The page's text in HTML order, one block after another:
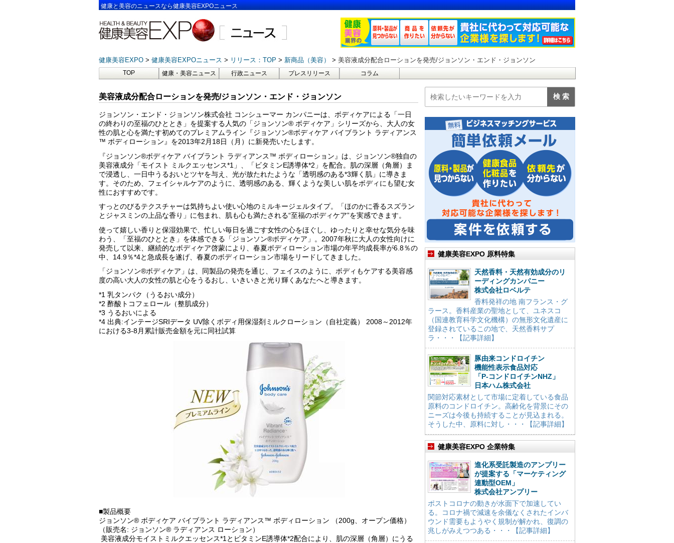
健康と美容のニュースなら健康美容EXPOニュース
健康美容EXPO 健康美容EXPOニュース リリース：TOP 新商品（美容） 美容液成分配合ローションを発売/ジョンソン・エンド・ジョンソン
TOP 健康・美容ニュース 行政ニュース プレスリリース コラム
美容液成分配合ローションを発売/ジョンソン・エンド・ジョンソン
ジョンソン・エンド・ジョンソン株式会社 コンシューマー カンパニーは、ボディケアによる「一日
の終わりの至福のひととき」を提案する人気の「ジョンソン® ボディケア」シリーズから、大人の女
性の肌と心を満たす初めてのプレミアムライン『ジョンソン®ボディケア バイブラント ラディアンス
™ ボディローション』を2013年2月18日（月）に新発売いたします。
『ジョンソン®ボディケア バイブラント ラディアンス™ ボディローション』は、ジョンソン®独自の
美容液成分「モイスト ミルクエッセンス*1」、「ビタミンE誘導体*2」を配合。肌の深層（角層）ま
で浸透し、一日中うるおいとツヤを与え、光が放たれたような「透明感のある*3輝く肌」に導きま
す。そのため、フェイシャルケアのように、透明感のある、輝くような美しい肌をボディにも望む女
性におすすめです。
すっとのびるテクスチャーは気持ちよい使い心地のミルキージェルタイプ。「ほのかに香るスズラン
とジャスミンの上品な香り」に包まれ、肌も心も満たされる“至福のボディケア”を実感できます。
使って嬉しい香りと保湿効果で、忙しい毎日を過ごす女性の心をほぐし、ゆったりと幸せな気分を味
わう、「至福のひととき」を体感できる「ジョンソン®ボディケア」。2007年秋に大人の女性向けに
発売して以来、継続的なボディケア啓蒙により、春夏ボディローション市場の年平均成長率が6.8％の
中、14.9％*4と急成長を遂げ、春夏のボディローション市場をリードしてきました。
「ジョンソン®ボディケア」は、同製品の発売を通じ、フェイスのように、ボディもケアする美容感
度の高い大人の女性の肌と心をうるおし、いきいきと光り輝くあなたへと導きます。
*1 乳タンパク（うるおい成分）
*2 酢酸トコフェロール（整肌成分）
*3 うるおいによる
*4 出典:インテージSRIデータ UV除くボディ用保湿剤ミルクローション（自社定義） 2008～2012年
における3-8月累計販売金額を元に同社試算
■製品概要
ジョンソン® ボディケア バイブラント ラディアンス™ ボディローション （200g、オープン価格）
（販売名: ジョンソン® ラディアンス ローション）
美容液成分モイストミルクエッセンス*1とビタミンE誘導体*2配合により、肌の深層（角層）にうる
健康美容EXPO 原料特集
天然香料・天然有効成分のリ
ーディングカンパニー
株式会社ロベルテ
香料発祥の地 南フランス・グ
ラース。香料産業の聖地として、ユネスコ
（国連教育科学文化機構）の無形文化遺産に
登録されているこの地で、天然香料サプ
ラ・・・【記事詳細】
豚由来コンドロイチン
機能性表示食品対応
「P-コンドロイチンNHZ」
日本ハム株式会社
関節対応素材として市場に定着している食品
原料のコンドロイチン。高齢化を背景にその
ニーズは今後も持続することが見込まれる。
そうした中、原料に対し・・・【記事詳細】
健康美容EXPO 企業特集
進化系受託製造のアンプリー
が提案する「マーケティング
連動型OEM」
株式会社アンプリー
ポストコロナの動きが水面下で加速してい
る。コロナ禍で減速を余儀なくされたインバ
ウンド需要もようやく規制が解かれ、復調の
兆しがみえつつある・・・【記事詳細】